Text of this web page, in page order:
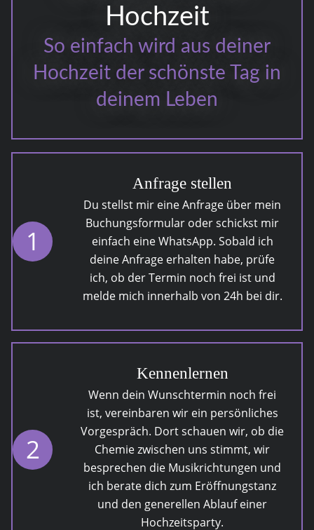
Hochzeit
So einfach wird aus deiner
Hochzeit der schönste Tag in
deinem Leben
1
Anfrage stellen
Du stellst mir eine Anfrage über mein
Buchungsformular oder schickst mir
einfach eineWhatsApp. Sobald ich
deine Anfrage erhalten habe, prüfe
ich, ob der Termin noch frei ist und
melde mich innerhalb von 24h bei dir.
2
Kennenlernen
Wenn dein Wunschtermin noch frei
ist, vereinbaren wir ein persönliches
Vorgespräch. Dort schauen wir, ob die
Chemie zwischen uns stimmt, wir
besprechen die Musikrichtungen und
ich berate dich zum Eröffnungstanz
und den generellen Ablauf einer
Hochzeitsparty.